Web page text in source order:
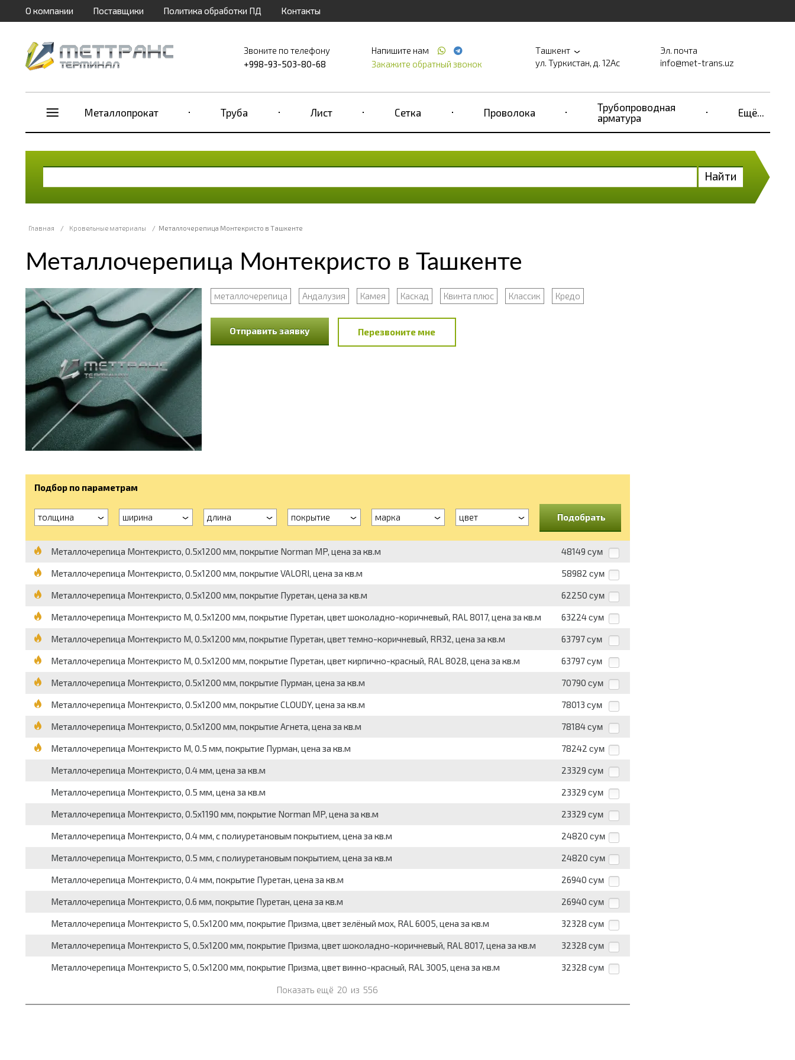
О компании Поставщики Политика обработки ПД Контакты
Звоните по телефону
+998-93-503-80-68
Напишите нам
Закажите обратный звонок
Ташкент
ул. Туркистан, д. 12Ас
Эл. почта
info@met-trans.uz
Металлопрокат Труба Лист Сетка Проволока
Трубопроводная
арматура
Ещё...
Найти
Главная / Кровельные материалы / Металлочерепица Монтекристо в Ташкенте
Металлочерепица Монтекристо в Ташкенте
металлочерепица Андалузия Камея Каскад Квинта плюс Классик Кредо
Отправить заявку Перезвоните мне
Подбор по параметрам
толщина ширина длина покрытие марка цвет Подобрать
Металлочерепица Монтекристо, 0.5х1200 мм, покрытие Norman MP, цена за кв.м 48149 сум
Металлочерепица Монтекристо, 0.5х1200 мм, покрытие VALORI, цена за кв.м 58982 сум
Металлочерепица Монтекристо, 0.5х1200 мм, покрытие Пуретан, цена за кв.м 62250 сум
Металлочерепица Монтекристо M, 0.5х1200 мм, покрытие Пуретан, цвет шоколадно-коричневый, RAL 8017, цена за кв.м 63224 сум
Металлочерепица Монтекристо M, 0.5х1200 мм, покрытие Пуретан, цвет темно-коричневый, RR32, цена за кв.м 63797 сум
Металлочерепица Монтекристо M, 0.5х1200 мм, покрытие Пуретан, цвет кирпично-красный, RAL 8028, цена за кв.м 63797 сум
Металлочерепица Монтекристо, 0.5х1200 мм, покрытие Пурман, цена за кв.м 70790 сум
Металлочерепица Монтекристо, 0.5х1200 мм, покрытие CLOUDY, цена за кв.м 78013 сум
Металлочерепица Монтекристо, 0.5х1200 мм, покрытие Агнета, цена за кв.м 78184 сум
Металлочерепица Монтекристо M, 0.5 мм, покрытие Пурман, цена за кв.м 78242 сум
Металлочерепица Монтекристо, 0.4 мм, цена за кв.м 23329 сум
Металлочерепица Монтекристо, 0.5 мм, цена за кв.м 23329 сум
Металлочерепица Монтекристо, 0.5х1190 мм, покрытие Norman MP, цена за кв.м 23329 сум
Металлочерепица Монтекристо, 0.4 мм, с полиуретановым покрытием, цена за кв.м 24820 сум
Металлочерепица Монтекристо, 0.5 мм, с полиуретановым покрытием, цена за кв.м 24820 сум
Металлочерепица Монтекристо, 0.4 мм, покрытие Пуретан, цена за кв.м 26940 сум
Металлочерепица Монтекристо, 0.6 мм, покрытие Пуретан, цена за кв.м 26940 сум
Металлочерепица Монтекристо S, 0.5х1200 мм, покрытие Призма, цвет зелёный мох, RAL 6005, цена за кв.м 32328 сум
Металлочерепица Монтекристо S, 0.5х1200 мм, покрытие Призма, цвет шоколадно-коричневый, RAL 8017, цена за кв.м 32328 сум
Металлочерепица Монтекристо S, 0.5х1200 мм, покрытие Призма, цвет винно-красный, RAL 3005, цена за кв.м 32328 сум
Показать ещё 20 из 556